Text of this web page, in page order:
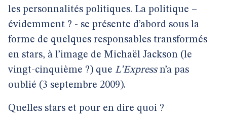
les personnalités politiques. La politique –
évidemment ? - se présente d’abord sous la
forme de quelques responsables transformés
en stars, à l’image de Michaël Jackson (le
vingt-cinquième ?) que L’Express n’a pas
oublié (3 septembre 2009).
Quelles stars et pour en dire quoi ?